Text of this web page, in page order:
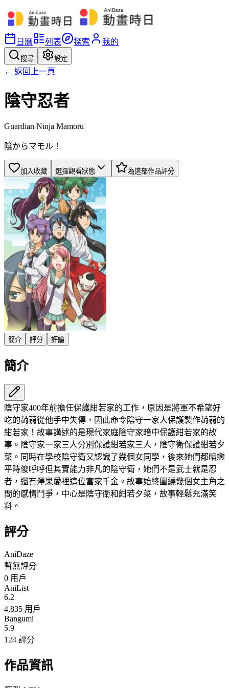
日曆 列表 探索 我的
搜尋 設定
← 返回上一頁
陰守忍者
Guardian Ninja Mamoru
陰からマモル！
加入收藏 選擇觀看狀態 為這部作品評分
簡介 評分 評論
簡介
陰守家400年前擔任保護紺若家的工作，原因是將軍不希望好
吃的蒟蒻從他手中失傳，因此命令陰守一家人保護製作蒟蒻的
紺若家！故事講述的是現代家庭陰守家暗中保護紺若家的故
事。陰守家一家三人分別保護紺若家三人，陰守衛保護紺若夕
菜。同時在學校陰守衛又認識了幾個女同學，後來她們都暗戀
平時傻呼呼但其實能力非凡的陰守衛，她們不是武士就是忍
者，還有澤果愛裡這位富家千金。故事始終圍繞幾個女主角之
間的感情鬥爭，中心是陰守衛和紺若夕菜，故事輕鬆充滿笑
料。
評分
AniDaze
暫無評分
0 用戶
AniList
6.2
4,835 用戶
Bangumi
5.9
124 評分
作品資訊